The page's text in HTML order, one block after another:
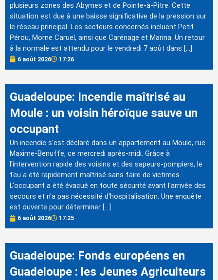
plusieurs zones des Abymes et de Pointe-à-Pitre. Cette
situation est due à une baisse significative de la pression sur
le réseau principal. Les secteurs concernés incluent Petit
Pérou, Morne Caruel, ainsi que Carénage et Marina. Un retour
à la normale est attendu pour le vendredi 7 août dans […]
6 août 2026 17:26
Guadeloupe: Incendie maîtrisé au
Moule : un voisin héroïque sauve un
occupant
Un incendie s'est déclaré dans un appartement au Moule, rue
Maxime-Benuffe, ce mercredi après-midi. Grâce à
l'intervention rapide des voisins et des sapeurs-pompiers, le
feu a été rapidement maîtrisé sans faire de victimes.
L'occupant a été évacué en toute sécurité avant l'arrivée des
secours et n'a pas nécessité d'hospitalisation. Une enquête
est ouverte pour déterminer […]
6 août 2026 17:25
Guadeloupe: Fonds européens en
Guadeloupe : les Jeunes Agriculteurs